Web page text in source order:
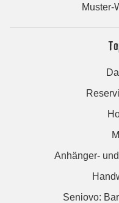
Muster-
Anhänger-
Seniovo: